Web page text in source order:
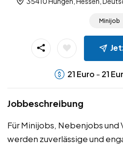
Minijob
21 Euro - 21
Jobbeschreibung
Für Minijobs, Nebenjobs und
werden zuverlässige und